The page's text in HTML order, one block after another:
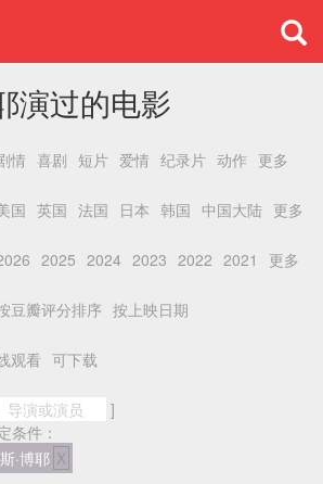
演过的电影
情 喜剧 短片 爱情 纪录片 动作 更多
国 英国 法国 日本 韩国 中国大陆 更多
2025 2024 2023 2022 2021 更多
豆瓣评分排序 按上映日期
观看 可下载
]
条件：
·博耶 X